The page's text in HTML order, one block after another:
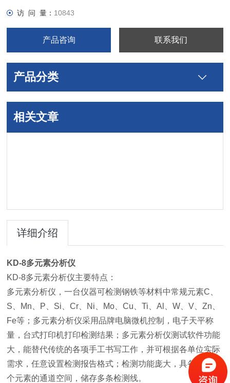
访 问 量： 10843
产品咨询 联系我们
产品分类
相关文章
详细介绍
KD-8多元素分析仪
KD-8多元素分析仪主要特点：
多元素分析仪，一台仪器可检测钢铁等材料中常规元素C、
S、Mn、P、Si、Cr、Ni、Mo、Cu、Ti、Al、W、V、Zn、
Fe等；多元素分析仪采用品牌电脑微机控制，电子天平称
量，台式打印机打印检测结果；多元素分析仪测试软件功能
大，能替代传统的各项手工书写工作，并可根据各单位实际
需求，任意设置检测报告格式；检测功能庞大，具备检测多
个元素的通道空间，储存多条检测线。